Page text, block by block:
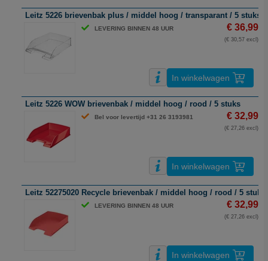
Leitz 5226 brievenbak plus / middel hoog / transparant / 5 stuks
LEVERING BINNEN 48 UUR € 36,99
(€ 30,57 excl)
In winkelwagen
Leitz 5226 WOW brievenbak / middel hoog / rood / 5 stuks
Bel voor levertijd +31 26 3193981 € 32,99
(€ 27,26 excl)
In winkelwagen
Leitz 52275020 Recycle brievenbak / middel hoog / rood / 5 stuks
LEVERING BINNEN 48 UUR € 32,99
(€ 27,26 excl)
In winkelwagen